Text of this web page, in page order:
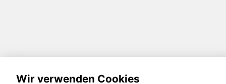
Wir verwenden Cookies